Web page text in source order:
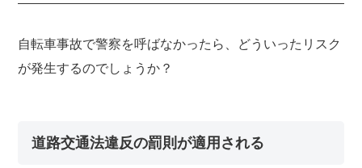
自転車事故で警察を呼ばなかったら、どういったリスク
が発生するのでしょうか？
道路交通法違反の罰則が適用される